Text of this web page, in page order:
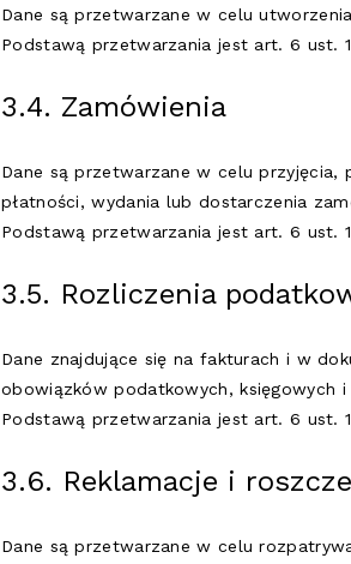
Dane są przetwarzane w celu
Podstawą przetwarzania jest art. 6 ust.
3.4. Zamówienia
Dane są przetwarzane w celu przyjęcia,
płatności, wydania lub dostarczenia
Podstawą przetwarzania jest art. 6 ust.
3.5. Rozliczenia
Dane znajdujące się na fakturach i w
obowiązków podatkowych, księgowych i
Podstawą przetwarzania jest art. 6 ust.
3.6. Reklamacje i
Dane są przetwarzane w celu